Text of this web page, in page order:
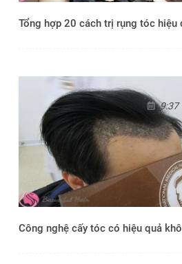
Tổng hợp 20 cách trị rụng tóc hiệu
Công nghệ cấy tóc có hiệu quả
9:37